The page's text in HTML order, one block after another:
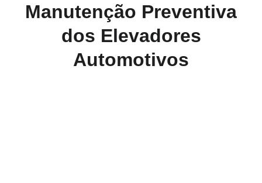
Manutenção Preventiva
dos Elevadores
Automotivos